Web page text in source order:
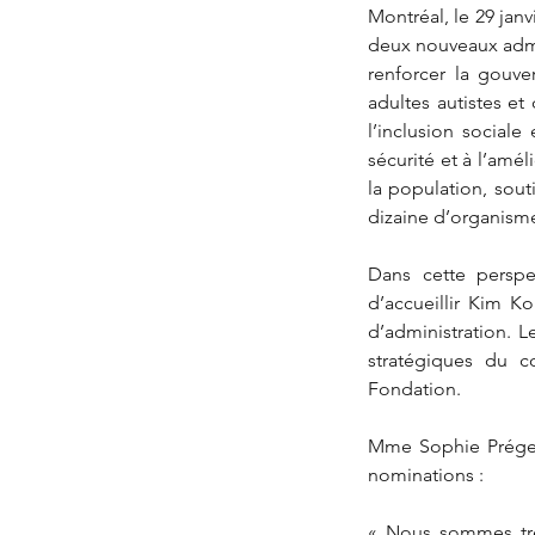
Montréal, le 29
deux nouveaux
renforcer la
adultes autistes
l’inclusion
sécurité et à
la population,
dizaine
Dans cette
d’accueillir Kim
d’administration.
stratégiques du
Fondation.
Mme Sophie
nominations :